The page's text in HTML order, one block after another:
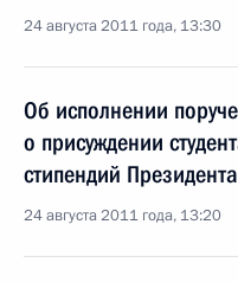
24 августа 2011 года, 13:30
Об исполнении
о присуждении
стипендий
24 августа 2011 года, 13:20